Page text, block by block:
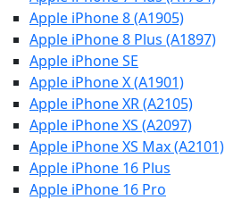
Apple iPhone 8 (A1905)
Apple iPhone 8 Plus (A1897)
Apple iPhone SE
Apple iPhone X (A1901)
Apple iPhone XR (A2105)
Apple iPhone XS (A2097)
Apple iPhone XS Max (A2101)
Apple iPhone 16 Plus
Apple iPhone 16 Pro